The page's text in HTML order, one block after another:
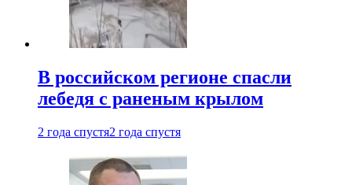
В российском регионе спасли
лебедя с раненым крылом
2 года спустя2 года спустя